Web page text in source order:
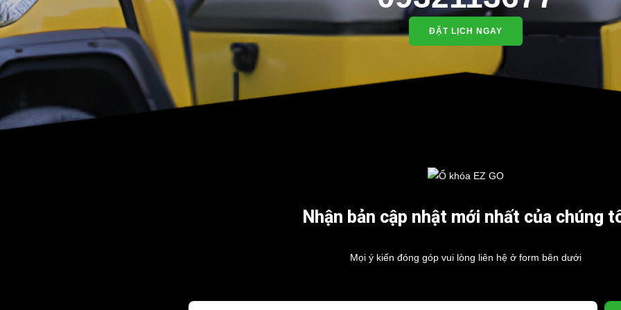
ĐẶT LỊCH NGAY
Nhận bản cập nhật mới nhất của chúng
Mọi ý kiến đóng góp vui lòng liên hệ ở form bên dưới